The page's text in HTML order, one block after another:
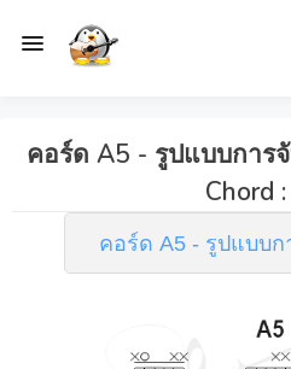
คอร์ด A5 - รูปแบบการ
Chord
คอร์ด A5 - รูปแบบ